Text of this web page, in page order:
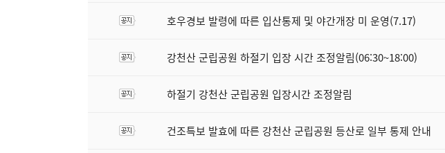
호우경보 발령에 따른 입산통제 및 야간개장 미 운영(7.17)
강천산 군립공원 하절기 입장 시간 조정알림(06:30~18:00)
하절기 강천산 군립공원 입장시간 조정알림
건조특보 발효에 따른 강천산 군립공원 등산로 일부 통제 안내